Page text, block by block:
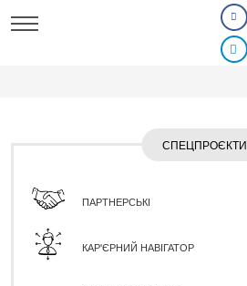
СПЕЦПРОЄКТИ
ПАРТНЕРСЬКІ
КАР'ЄРНИЙ НАВІГАТОР